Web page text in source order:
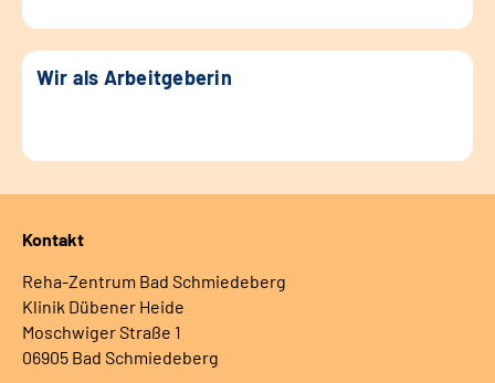
Wir als Arbeitgeberin
Kontakt
Reha-Zentrum Bad Schmiedeberg
Klinik Dübener Heide
Moschwiger Straße 1
06905 Bad Schmiedeberg